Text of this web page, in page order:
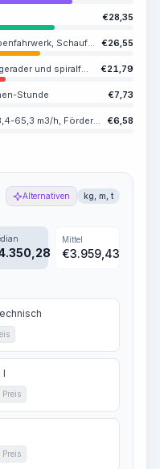
€28,35
Ein-Schaufel-Dieselbagger auf Raupenfahrwerk, Schaufelvolumen 1,25 m3 €26,55
Elektrogeschweißte Stahlrohre mit gerader und spiralförmiger Naht, Festigkeitsklasse K38, Außendurchmesser 630 mm, Wandstärke 10 mm €21,79
Stunde €7,73
Schlammpumpen, Förderleistung 23,4-65,3 m3/h, Förderdruck 15,7-5,88 MPa (160-60 kgf/cm2) €6,58
Alternativen kg, m, t
Mittel
€3.959,43
I
Preis
Preis